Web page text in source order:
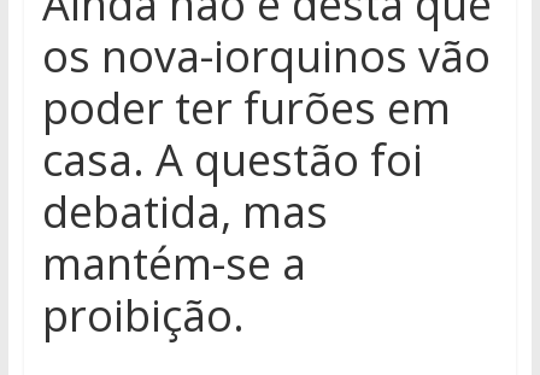
os nova-iorquinos vão
poder ter furões em
casa. A questão foi
debatida, mas
mantém-se a
proibição.